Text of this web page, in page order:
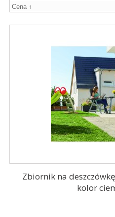
Zbiornik na
kolor